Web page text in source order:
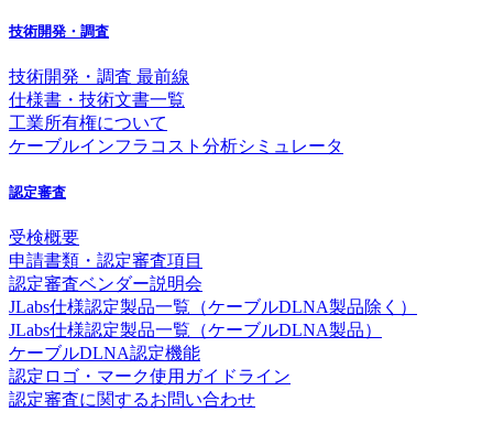
技術開発・調査
技術開発・調査 最前線
仕様書・技術文書一覧
工業所有権について
ケーブルインフラコスト分析シミュレータ
認定審査
受検概要
申請書類・認定審査項目
認定審査ベンダー説明会
JLabs仕様認定製品一覧（ケーブルDLNA製品除く）
JLabs仕様認定製品一覧（ケーブルDLNA製品）
ケーブルDLNA認定機能
認定ロゴ・マーク使用ガイドライン
認定審査に関するお問い合わせ